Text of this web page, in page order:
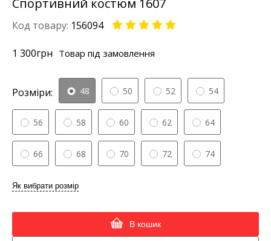
Спортивний костюм 1607
Код товару: 156094
1 300грн Товар під замовлення
Розміри: 48 50 52 54
56 58 60 62 64
66 68 70 72 74
Як вибрати розмір
В кошик